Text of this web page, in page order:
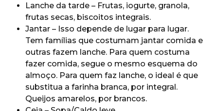
Lanche da tarde – Frutas, iogurte, granola,
frutas secas, biscoitos integrais.
Jantar – Isso depende de lugar para lugar.
Tem famílias que costumam jantar comida e
outras fazem lanche. Para quem costuma
fazer comida, segue o mesmo esquema do
almoço. Para quem faz lanche, o ideal é que
substitua a farinha branca, por integral.
Queijos amarelos, por brancos.